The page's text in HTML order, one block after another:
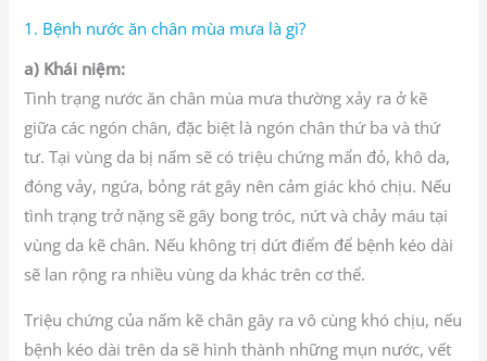
1. Bệnh nước ăn chân mùa mưa là gì?
a) Khái niệm:
Tình trạng nước ăn chân mùa mưa thường xảy ra ở kẽ
giữa các ngón chân, đặc biệt là ngón chân thứ ba và thứ
tư. Tại vùng da bị nấm sẽ có triệu chứng mẩn đỏ, khô da,
đóng vảy, ngứa, bỏng rát gây nên cảm giác khó chịu. Nếu
tình trạng trở nặng sẽ gây bong tróc, nứt và chảy máu tại
vùng da kẽ chân. Nếu không trị dứt điểm để bệnh kéo dài
sẽ lan rộng ra nhiều vùng da khác trên cơ thể.
Triệu chứng của nấm kẽ chân gây ra vô cùng khó chịu, nếu
bệnh kéo dài trên da sẽ hình thành những mụn nước, vết